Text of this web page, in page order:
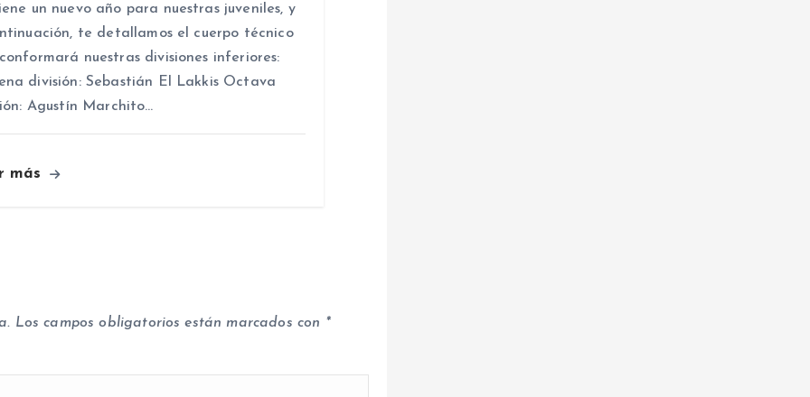
un nuevo año para nuestras juveniles, y
te detallamos el cuerpo técnico
nuestras divisiones inferiores:
división: Sebastián El Lakkis Octava
Agustín Marchito…
más
Los campos obligatorios están marcados con *